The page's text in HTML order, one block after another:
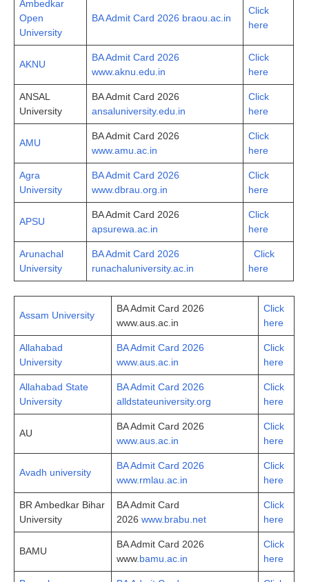
Ambedkar
Open
University
BA Admit Card 2026 braou.ac.in
Click
here
AKNU
BA Admit Card 2026
www.aknu.edu.in
Click
here
ANSAL
University
BA Admit Card 2026
ansaluniversity.edu.in
Click
here
AMU
BA Admit Card 2026
www.amu.ac.in
Click
here
Agra
University
BA Admit Card 2026
www.dbrau.org.in
Click
here
APSU
BA Admit Card 2026
apsurewa.ac.in
Click
here
Arunachal
University
BA Admit Card 2026
runachaluniversity.ac.in
Click
here
Assam University
BA Admit Card 2026
www.aus.ac.in
Cli­ck
here
Allahabad
University
BA Admit Card 2026
www.aus.ac.in
Click
here
Allahabad State
University
BA Admit Card 2026
alldstateuniversity.org
Click
here
AU
BA Admit Card 2026
www.aus.ac.in
Click
here
Avadh university
BA Admit Card 2026
www.rmlau.ac.in
Click
here
BR Ambedkar Bihar
University
BA Admit Card
2026 www.brabu.net
Click
here
BAMU
BA Admit Card 2026
www.bamu.ac.in
Click
here